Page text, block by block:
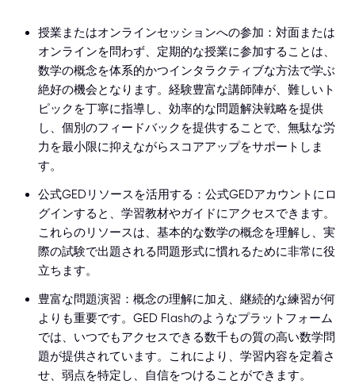
授業またはオンラインセッションへの参加：対面または
オンラインを問わず、定期的な授業に参加することは、
数学の概念を体系的かつインタラクティブな方法で学ぶ
絶好の機会となります。経験豊富な講師陣が、難しいト
ピックを丁寧に指導し、効率的な問題解決戦略を提供
し、個別のフィードバックを提供することで、無駄な労
力を最小限に抑えながらスコアアップをサポートしま
す。
公式GEDリソースを活用する：公式GEDアカウントにロ
グインすると、学習教材やガイドにアクセスできます。
これらのリソースは、基本的な数学の概念を理解し、実
際の試験で出題される問題形式に慣れるために非常に役
立ちます。
豊富な問題演習：概念の理解に加え、継続的な練習が何
よりも重要です。GED Flashのようなプラットフォーム
では、いつでもアクセスできる数千もの質の高い数学問
題が提供されています。これにより、学習内容を定着さ
せ、弱点を特定し、自信をつけることができます。